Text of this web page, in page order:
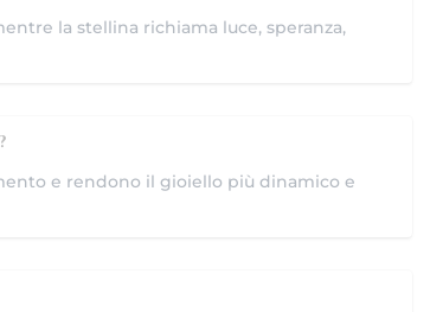
la stellina richiama luce, speranza,
e rendono il gioiello più dinamico e